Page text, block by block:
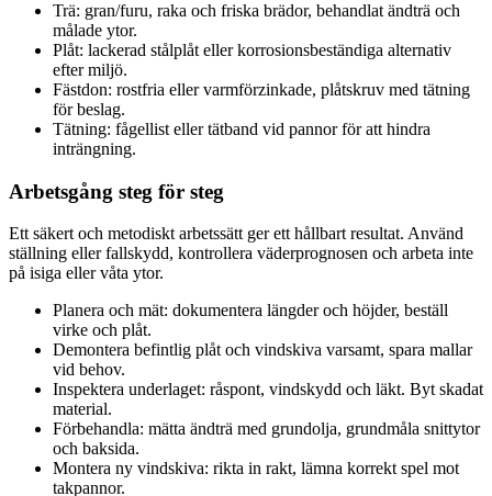
Trä: gran/furu, raka och friska brädor, behandlat ändträ och
målade ytor.
Plåt: lackerad stålplåt eller korrosionsbeständiga alternativ
efter miljö.
Fästdon: rostfria eller varmförzinkade, plåtskruv med tätning
för beslag.
Tätning: fågellist eller tätband vid pannor för att hindra
inträngning.
Arbetsgång steg för steg
Ett säkert och metodiskt arbetssätt ger ett hållbart resultat. Använd
ställning eller fallskydd, kontrollera väderprognosen och arbeta inte
på isiga eller våta ytor.
Planera och mät: dokumentera längder och höjder, beställ
virke och plåt.
Demontera befintlig plåt och vindskiva varsamt, spara mallar
vid behov.
Inspektera underlaget: råspont, vindskydd och läkt. Byt skadat
material.
Förbehandla: mätta ändträ med grundolja, grundmåla snittytor
och baksida.
Montera ny vindskiva: rikta in rakt, lämna korrekt spel mot
takpannor.